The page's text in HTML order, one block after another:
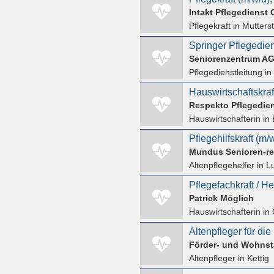
Intakt Pflegedienst
Pflegekraftin
Springer
Seniorenzentrum
Pflegedienstleitung in
Respekto
Hauswirtschafterin in
Mundus Senioren-
Altenpflegehelferin
Patrick Möglich
Hauswirtschafterin in
Förder- und
Altenpflegerin Kettig